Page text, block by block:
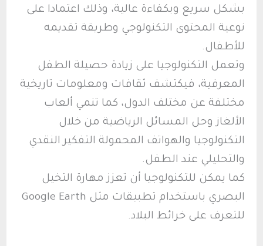
بشكل سريع وبكفاءة عالية، وذلك اعتمادا على
نوعية المحتوى التكنولوجي وطريقة تقديمه
للأطفال.
وتعمل التكنولوجيا على زيادة حصيلة الطفل
المعرفية، فيكتشف ثقافات ومعلومات تاريخية
مختلفة عن مختلف الدول، كما تنمي ألعاب
الألغاز وحل المسائل الرياضية من خلال
التكنولوجيا والهواتف المحمولة التفكير النقدي
والتحليلي عند الطفل.
كما يمكن للتكنولوجيا أن تعزز مهارة التخيل
البصري باستخدام تطبيقات مثل Google Earth
للتعرف على خرائط البلاد.